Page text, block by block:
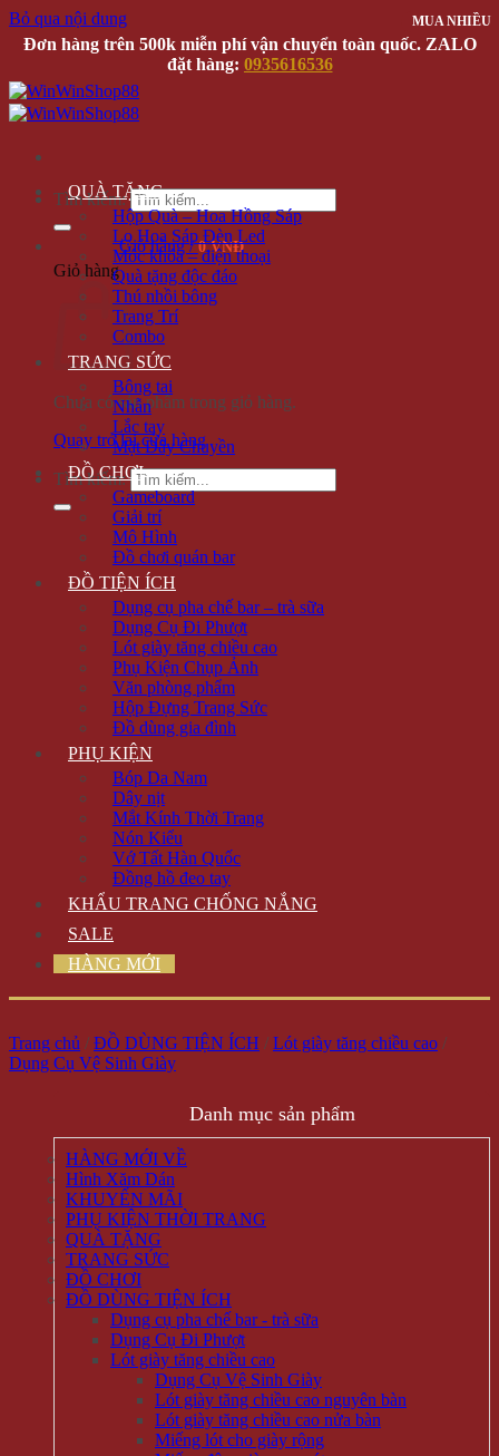
Bỏ qua nội dung
Đơn hàng trên 500k miễn phí vận chuyển toàn quốc. ZALO
đặt hàng: 0935616536
Tìm kiếm:
Giỏ hàng /0 VNĐ
Giỏ hàng
Chưa có sản phẩm trong giỏ hàng.
Quay trở lại cửa hàng
Tìm kiếm:
QUÀ TẶNG
Hộp Quà – Hoa Hồng Sáp
Lọ Hoa Sáp Đèn Led
Móc khóa – điện thoại
Quà tặng độc đáo
Thú nhồi bông
Trang Trí
Combo
TRANG SỨC
Bông tai
Nhẫn
Lắc tay
Mặt Dây Chuyền
ĐỒ CHƠI
Gameboard
Giải trí
Mô Hình
Đồ chơi quán bar
ĐỒ TIỆN ÍCH
Dụng cụ pha chế bar – trà sữa
Dụng Cụ Đi Phượt
Lót giày tăng chiều cao
Phụ Kiện Chụp Ảnh
Văn phòng phẩm
Hộp Đựng Trang Sức
Đồ dùng gia đình
PHỤ KIỆN
Bóp Da Nam
Dây nịt
Mắt Kính Thời Trang
Nón Kiểu
Vớ Tất Hàn Quốc
Đồng hồ đeo tay
KHẨU TRANG CHỐNG NẮNG
SALE
HÀNG MỚI
Trang chủ / ĐỒ DÙNG TIỆN ÍCH / Lót giày tăng chiều cao /
Dụng Cụ Vệ Sinh Giày
Danh mục sản phẩm
HÀNG MỚI VỀ
Hình Xăm Dán
KHUYẾN MÃI
PHỤ KIỆN THỜI TRANG
QUÀ TẶNG
TRANG SỨC
ĐỒ CHƠI
ĐỒ DÙNG TIỆN ÍCH
Dụng cụ pha chế bar - trà sữa
Dụng Cụ Đi Phượt
Lót giày tăng chiều cao
Dụng Cụ Vệ Sinh Giày
Lót giày tăng chiều cao nguyên bàn
Lót giày tăng chiều cao nửa bàn
Miếng lót cho giày rộng
MUA NHIỀU
MUA NHIỀU
MUA NHIỀU